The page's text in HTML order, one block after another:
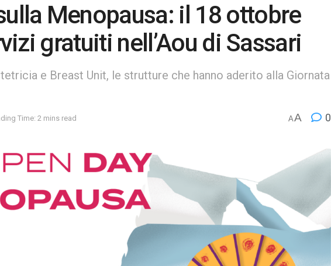
Menopausa: il 18 ottobre
gratuiti nell’Aou di Sassari
e Breast Unit, le strutture che hanno aderito alla Giornata
Time: 2 mins read AA 0